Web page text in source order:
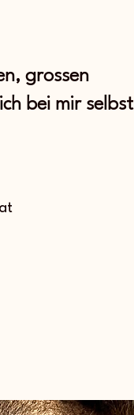
grossen
bei mir selbst